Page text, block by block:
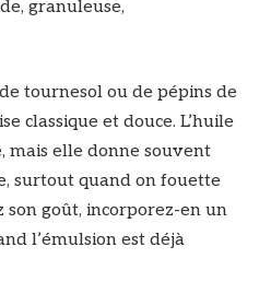
granuleuse,
tournesol ou de pépins de
classique et douce. L’huile
mais elle donne souvent
surtout quand on fouette
son goût, incorporez-en un
l’émulsion est déjà